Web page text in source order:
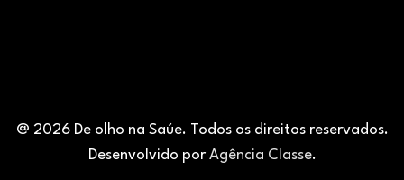
@ 2026 De olho na Saúe. Todos os direitos reservados.
Desenvolvido por Agência Classe.